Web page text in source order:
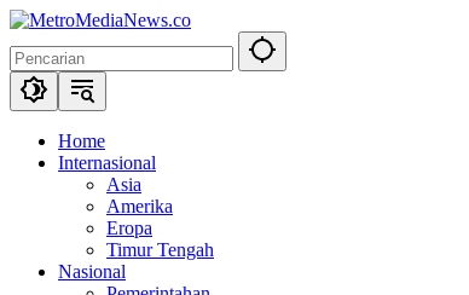
Langsung
konten
Home
Internasional
Asia
Amerika
Eropa
Timur Tengah
Nasional